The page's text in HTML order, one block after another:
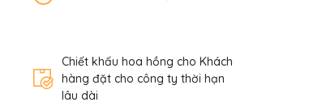
Chiết khấu hoa hồng cho Khách
hàng đặt cho công ty thời hạn
lâu dài